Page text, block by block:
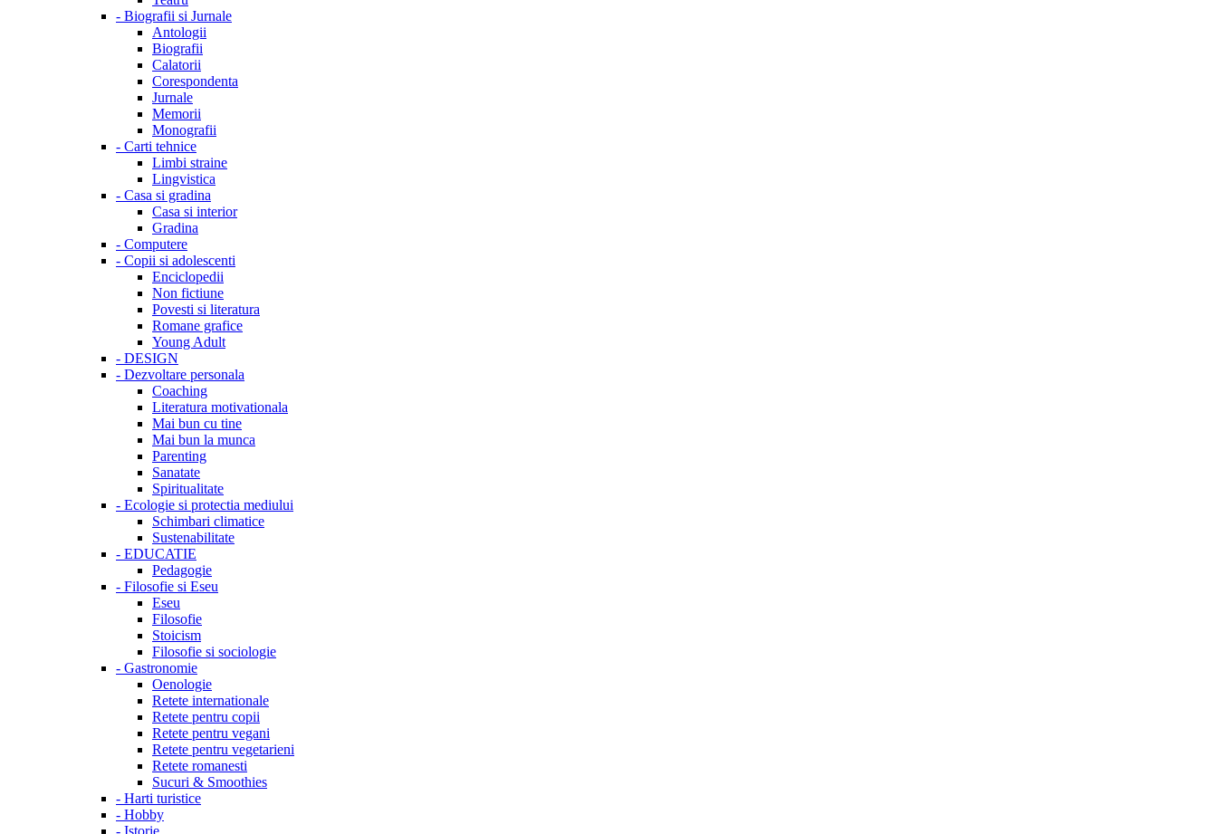
- Biografii si Jurnale
Antologii
Biografii
Calatorii
Corespondenta
Jurnale
Memorii
Monografii
- Carti tehnice
Limbi straine
Lingvistica
- Casa si gradina
Casa si interior
Gradina
- Computere
- Copii si adolescenti
Enciclopedii
Non fictiune
Povesti si literatura
Romane grafice
Young Adult
- DESIGN
- Dezvoltare personala
Coaching
Literatura motivationala
Mai bun cu tine
Mai bun la munca
Parenting
Sanatate
Spiritualitate
- Ecologie si protectia mediului
Schimbari climatice
Sustenabilitate
- EDUCATIE
Pedagogie
- Filosofie si Eseu
Eseu
Filosofie
Stoicism
Filosofie si sociologie
- Gastronomie
Oenologie
Retete internationale
Retete pentru copii
Retete pentru vegani
Retete pentru vegetarieni
Retete romanesti
Sucuri & Smoothies
- Harti turistice
- Hobby
- Istorie